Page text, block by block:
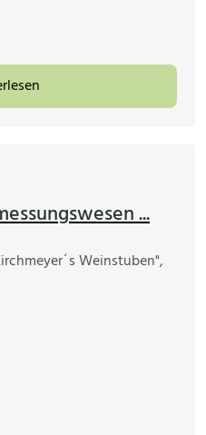
...
Weinstuben",